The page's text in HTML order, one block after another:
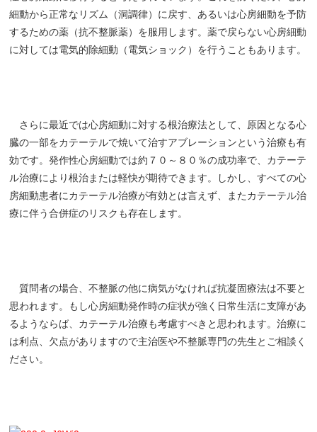
細動から正常なリズム（洞調律）に戻す、あるいは心房細動を予防
するための薬（抗不整脈薬）を服用します。薬で戻らない心房細動
に対しては電気的除細動（電気ショック）を行うこともあります。
さらに最近では心房細動に対する根治療法として、原因となる心
臓の一部をカテーテルで焼いて治すアブレーションという治療も有
効です。発作性心房細動では約７０～８０％の成功率で、カテーテ
ル治療により根治または軽快が期待できます。しかし、すべての心
房細動患者にカテーテル治療が有効とは言えず、またカテーテル治
療に伴う合併症のリスクも存在します。
質問者の場合、不整脈の他に病気がなければ抗凝固療法は不要と
思われます。もし心房細動発作時の症状が強く日常生活に支障があ
るようならば、カテーテル治療も考慮すべきと思われます。治療に
は利点、欠点がありますので主治医や不整脈専門の先生とご相談く
ださい。